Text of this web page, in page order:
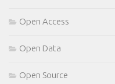
Open Access
Open Data
Open Source